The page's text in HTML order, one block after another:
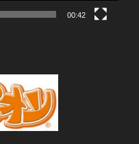
00:42